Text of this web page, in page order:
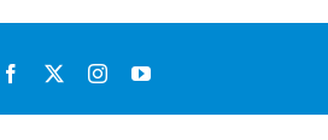
Facebook InstagramYouTube